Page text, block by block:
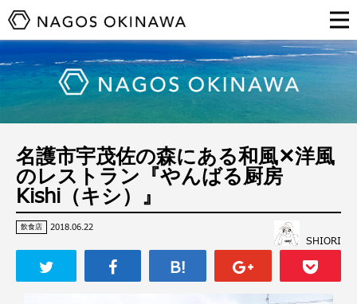
名護市宇茂佐の森にある和風✕洋風
のレストラン『やんばる厨房
Kishi（キシ）』
飲食店 2018.06.22
SHIORI